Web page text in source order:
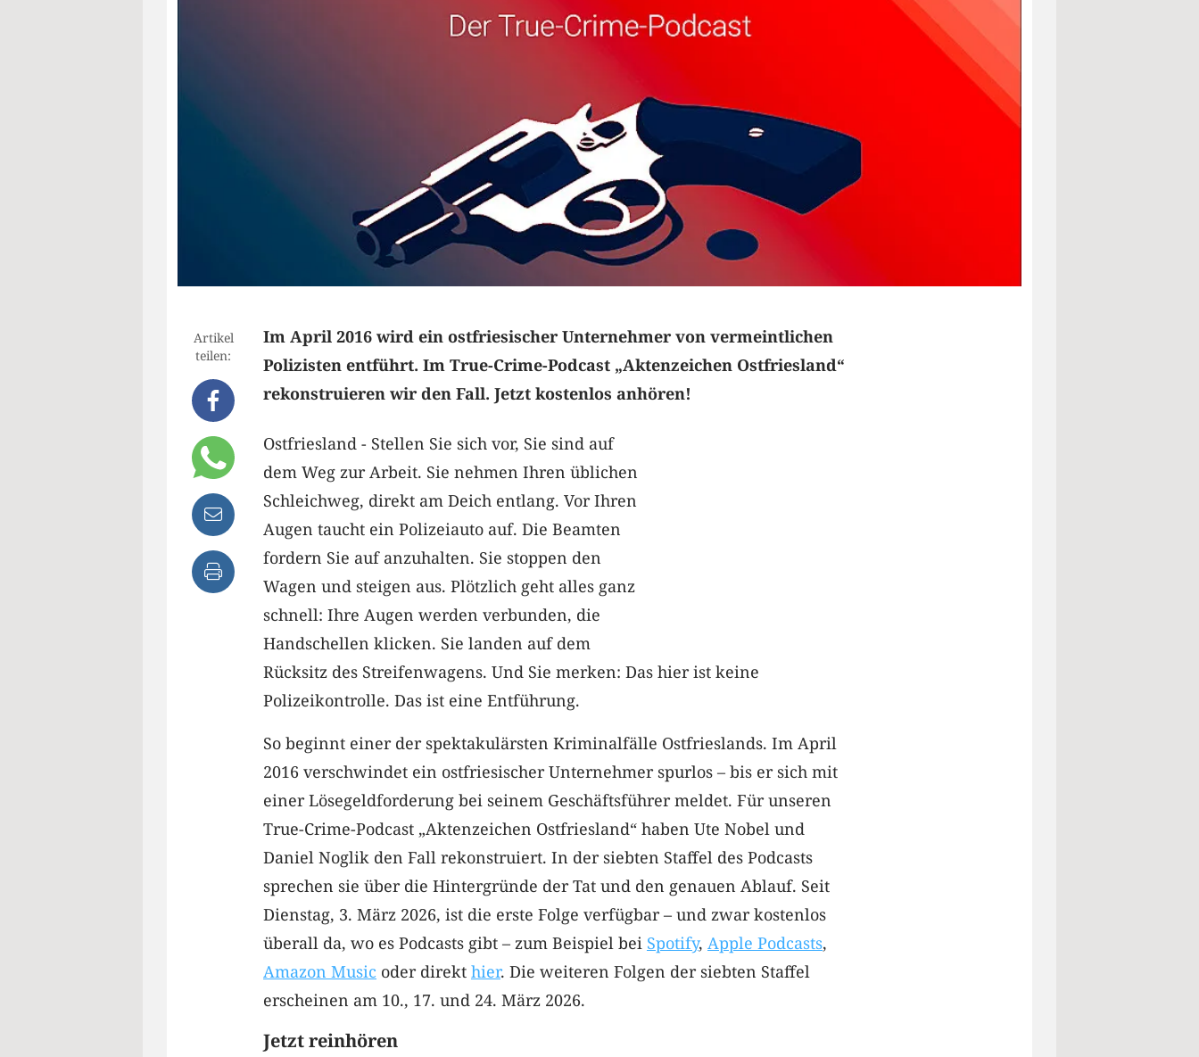
Artikel
teilen:
Im April 2016 wird ein ostfriesischer Unternehmer von vermeintlichen
Polizisten entführt. Im True-Crime-Podcast „Aktenzeichen Ostfriesland“
rekonstruieren wir den Fall. Jetzt kostenlos anhören!
Ostfriesland - Stellen Sie sich vor, Sie sind auf
dem Weg zur Arbeit. Sie nehmen Ihren üblichen
Schleichweg, direkt am Deich entlang. Vor Ihren
Augen taucht ein Polizeiauto auf. Die Beamten
fordern Sie auf anzuhalten. Sie stoppen den
Wagen und steigen aus. Plötzlich geht alles ganz
schnell: Ihre Augen werden verbunden, die
Handschellen klicken. Sie landen auf dem
Rücksitz des Streifenwagens. Und Sie merken: Das hier ist keine
Polizeikontrolle. Das ist eine Entführung.
So beginnt einer der spektakulärsten Kriminalfälle Ostfrieslands. Im April
2016 verschwindet ein ostfriesischer Unternehmer spurlos – bis er sich mit
einer Lösegeldforderung bei seinem Geschäftsführer meldet. Für unseren
True-Crime-Podcast „Aktenzeichen Ostfriesland“ haben Ute Nobel und
Daniel Noglik den Fall rekonstruiert. In der siebten Staffel des Podcasts
sprechen sie über die Hintergründe der Tat und den genauen Ablauf. Seit
Dienstag, 3. März 2026, ist die erste Folge verfügbar – und zwar kostenlos
überall da, wo es Podcasts gibt – zum Beispiel bei Spotify, Apple Podcasts,
Amazon Music oder direkt hier. Die weiteren Folgen der siebten Staffel
erscheinen am 10., 17. und 24. März 2026.
Jetzt reinhören